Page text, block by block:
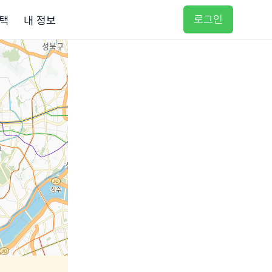
내 정보 로그인